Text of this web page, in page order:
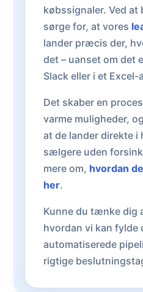
købssignaler. Ved at
sørge for, at vores
lander præcis der,
det – uanset om det
Slack eller i et Excel-
Det skaber en
varme muligheder,
at de lander direkte
sælgere uden
mere om, hvordan
her.
Kunne du tænke dig
hvordan vi kan fylde
automatiserede
rigtige